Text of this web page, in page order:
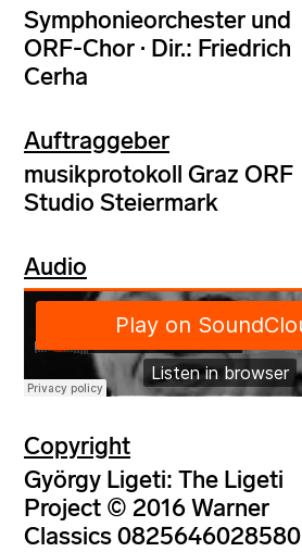
Symphonieorchester und
ORF-Chor · Dir.: Friedrich
Cerha
Auftraggeber
musikprotokoll Graz ORF
Studio Steiermark
Audio
Copyright
György Ligeti: The Ligeti
Project © 2016 Warner
Classics 0825646028580